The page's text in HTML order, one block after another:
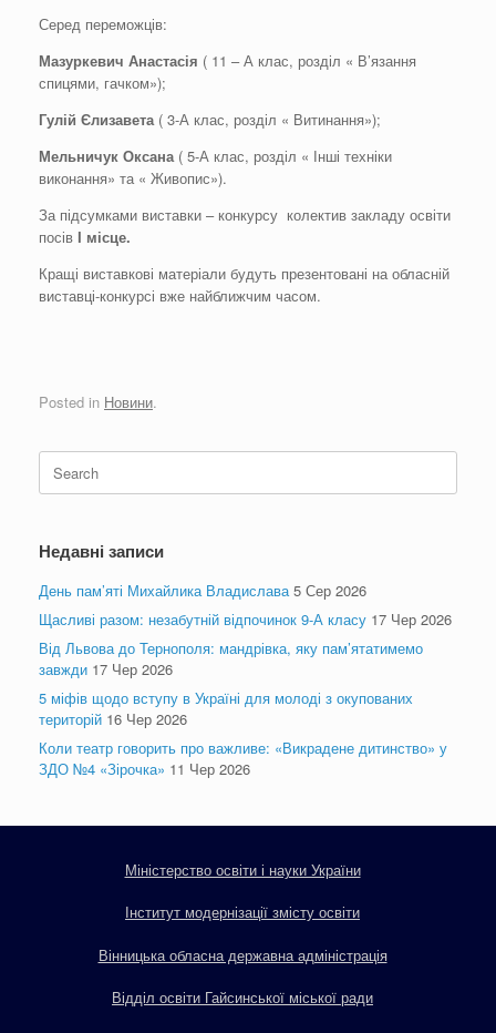
Серед переможців:
Мазуркевич Анастасія ( 11 – А клас, розділ « В’язання
спицями, гачком»);
Гулій Єлизавета( 3-А клас, розділ « Витинання»);
Мельничук Оксана( 5-А клас, розділ « Інші техніки
виконання» та « Живопис»).
За підсумками виставки – конкурсу колектив закладу освіти
посів І місце.
Кращі виставкові матеріали будуть презентовані на обласній
виставці-конкурсі вже найближчим часом.
Posted in Новини.
Search
for:
Недавні записи
День пам’яті Михайлика Владислава 5 Сер 2026
Щасливі разом: незабутній відпочинок 9-А класу 17 Чер 2026
Від Львова до Тернополя: мандрівка, яку пам’ятатимемо
завжди 17 Чер 2026
5 міфів щодо вступу в Україні для молоді з окупованих
територій 16 Чер 2026
Коли театр говорить про важливе: «Викрадене дитинство» у
ЗДО №4 «Зірочка» 11 Чер 2026
Міністерство освіти і науки України
Інститут модернізації змісту освіти
Вінницька обласна державна адміністрація
Відділ освіти Гайсинської міської ради